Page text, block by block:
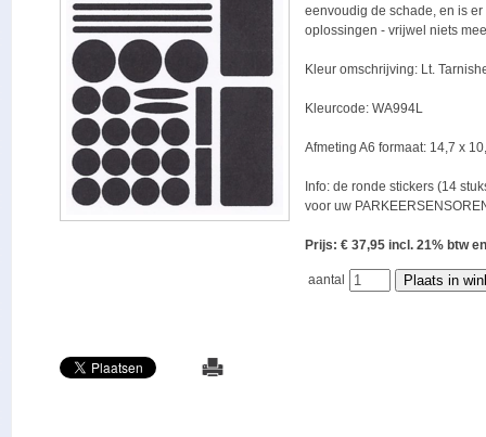
eenvoudig de schade, en is
oplossingen - vrijwel niets
Kleur omschrijving: Lt.
Kleurcode: WA994L
Afmeting A6 formaat: 14,7 x
Info: de ronde stickers (14
voor uw
Prijs: € 37,95 incl. 21% btw
aantal